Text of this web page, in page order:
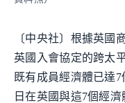
〔中央社〕根據英國
英國入會協定的跨太
既有成員經濟體已達
日在英國與這7個經濟